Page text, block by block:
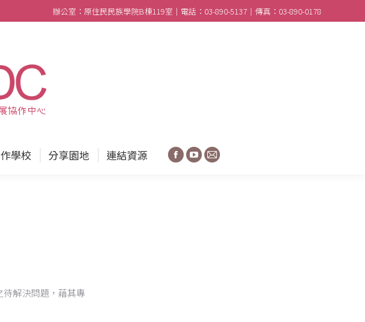
辦公室：原住民民族學院B棟119室｜電話：03-890-5137｜傳真：03-890-0178
學校 分享園地 連結資源 Facebook
YouTube
Mail
解決問題，藉其專
畫 團隊成員 合作學校 分享園地 連結資源